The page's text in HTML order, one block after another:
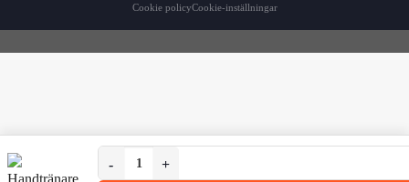
Cookie policyCookie-inställningar
Handtränare med Justerbart Grepp och Räknare |